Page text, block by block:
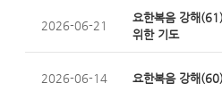
2026-06-21
요한복음 강해
위한 기도
2026-06-14 요한복음 강해